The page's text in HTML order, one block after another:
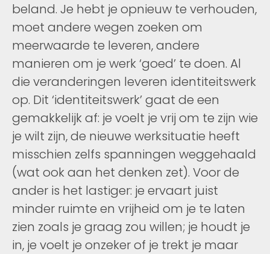
beland. Je hebt je opnieuw te verhouden,
moet andere wegen zoeken om
meerwaarde te leveren, andere
manieren om je werk ‘goed’ te doen. Al
die veranderingen leveren identiteitswerk
op. Dit ‘identiteitswerk’ gaat de een
gemakkelijk af: je voelt je vrij om te zijn wie
je wilt zijn, de nieuwe werksituatie heeft
misschien zelfs spanningen weggehaald
(wat ook aan het denken zet). Voor de
ander is het lastiger: je ervaart juist
minder ruimte en vrijheid om je te laten
zien zoals je graag zou willen; je houdt je
in, je voelt je onzeker of je trekt je maar